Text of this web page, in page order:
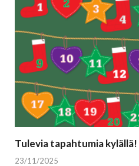
Tulevia tapahtumia kylällä!
23/11/2025